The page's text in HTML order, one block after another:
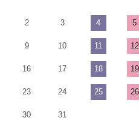
2 3 4 5
9 10 11 12
16 17 18 19
23 24 25 26
30 31